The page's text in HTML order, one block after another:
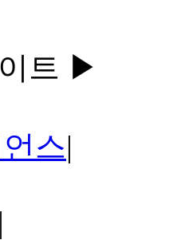
트 ▶
스|
|